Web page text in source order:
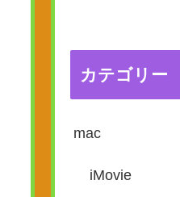
カテゴリー
mac
iMovie